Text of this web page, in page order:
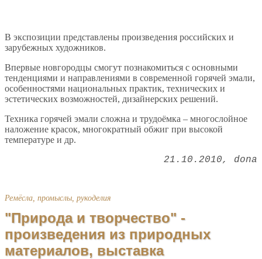
В экспозиции представлены произведения российских и
зарубежных художников.
Впервые новгородцы смогут познакомиться с основными
тенденциями и направлениями в современной горячей эмали,
особенностями национальных практик, технических и
эстетических возможностей, дизайнерских решений.
Техника горячей эмали сложна и трудоёмка – многослойное
наложение красок, многократный обжиг при высокой
температуре и др.
21.10.2010 dona
Ремёсла, промыслы, рукоделия
"Природа и творчество" -
произведения из природных
материалов, выставка